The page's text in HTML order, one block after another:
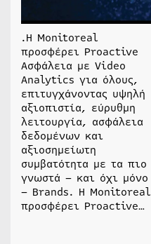
.H Monitoreal
προσφέρει Proactive
Ασφάλεια με Video
Analytics για όλους,
επιτυγχάνοντας υψηλή
αξιοπιστία, εύρυθμη
λειτουργία, ασφάλεια
δεδομένων και
αξιοσημείωτη
συμβατότητα με τα πιο
γνωστά – και όχι μόνο
– Brands. H Monitoreal
προσφέρει Proactive…